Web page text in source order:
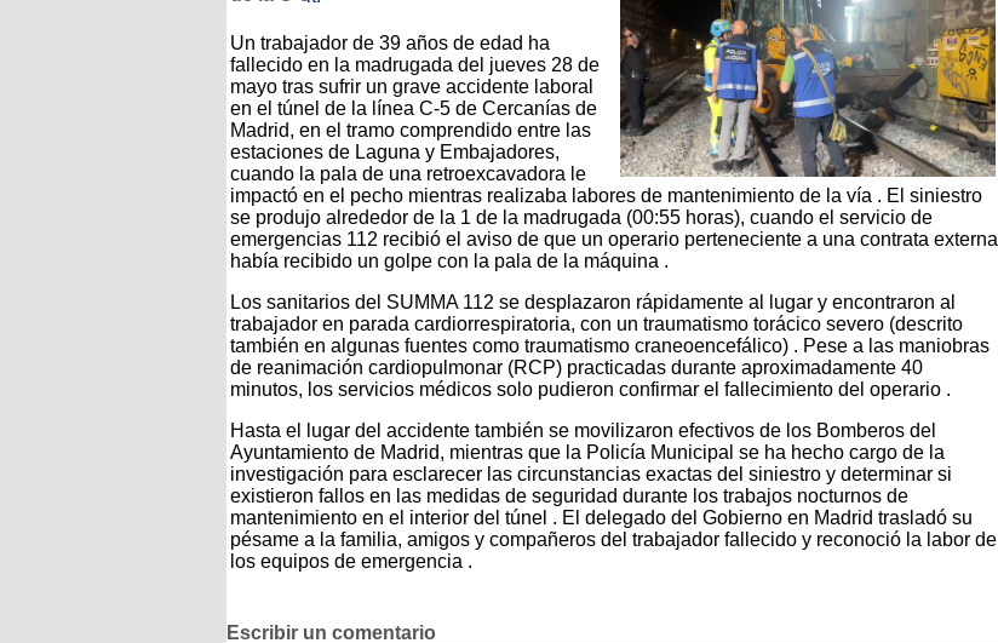
Un trabajador de 39 años de edad ha
fallecido en la madrugada del jueves 28 de
mayo tras sufrir un grave accidente laboral
en el túnel de la línea C-5 de Cercanías de
Madrid, en el tramo comprendido entre las
estaciones de Laguna y Embajadores,
cuando la pala de una retroexcavadora le
impactó en el pecho mientras realizaba labores de mantenimiento de la vía . El siniestro
se produjo alrededor de la 1 de la madrugada (00:55 horas), cuando el servicio de
emergencias 112 recibió el aviso de que un operario perteneciente a una contrata externa
había recibido un golpe con la pala de la máquina .
Los sanitarios del SUMMA 112 se desplazaron rápidamente al lugar y encontraron al
trabajador en parada cardiorrespiratoria, con un traumatismo torácico severo (descrito
también en algunas fuentes como traumatismo craneoencefálico) . Pese a las maniobras
de reanimación cardiopulmonar (RCP) practicadas durante aproximadamente 40
minutos, los servicios médicos solo pudieron confirmar el fallecimiento del operario .
Hasta el lugar del accidente también se movilizaron efectivos de los Bomberos del
Ayuntamiento de Madrid, mientras que la Policía Municipal se ha hecho cargo de la
investigación para esclarecer las circunstancias exactas del siniestro y determinar si
existieron fallos en las medidas de seguridad durante los trabajos nocturnos de
mantenimiento en el interior del túnel . El delegado del Gobierno en Madrid trasladó su
pésame a la familia, amigos y compañeros del trabajador fallecido y reconoció la labor de
los equipos de emergencia .
Escribir un comentario